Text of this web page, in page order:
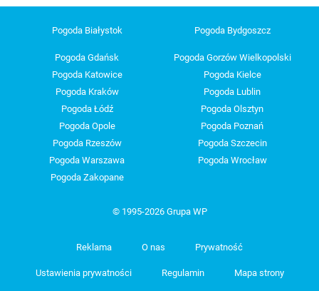
Pogoda Białystok Pogoda Bydgoszcz
Pogoda Gdańsk
Pogoda Gorzów Wielkopolski
Pogoda Katowice
Pogoda Kielce
Pogoda Kraków
Pogoda Lublin
Pogoda Łódź
Pogoda Olsztyn
Pogoda Opole
Pogoda Poznań
Pogoda Rzeszów
Pogoda Szczecin
Pogoda Warszawa
Pogoda Wrocław
Pogoda Zakopane
© 1995-2026 Grupa WP
Reklama O nas Prywatność
Ustawienia prywatności Regulamin Mapa strony